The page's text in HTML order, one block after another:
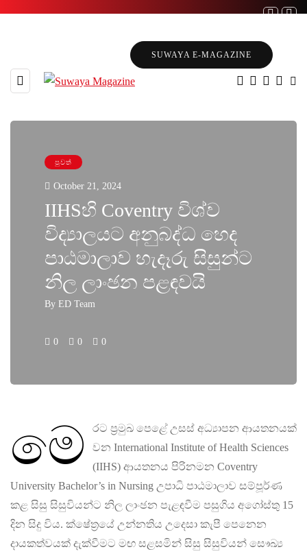
SUWAYA E-MAGAZINE
පුවත්
October 21, 2024
IIHSහි Coventry විශ්ව
විද්‍යාලයට අනුබද්ධ හෙද
පාඨමාලාව හැදෑරු සිසුන්ට
නිල ලාංඡන පළඳවයි
By ED Team
0 0 0
මෙ
රට ප්‍රමුඛ පෙළේ උසස් අධ්‍යාපන ආයතනයක්
වන International Institute of Health Sciences
(IIHS) ආයතනය පිරිනමන Coventry
University Bachelor’s in Nursing උපාධි පාඨමාලාව සම්පූර්ණ
කළ සිසු සිසුවියන්ට නිල ලාංඡන පැළඳවීම පසුගිය අගෝස්තු 15
දින සිදු විය. ක්ෂේත්‍රයේ උන්නතිය උදෙසා කැපී පෙනෙන
දායකත්වයක් දැක්වීමට මඟ සළසමින් සිසු සිසුවියන් සෞඛ්‍ය